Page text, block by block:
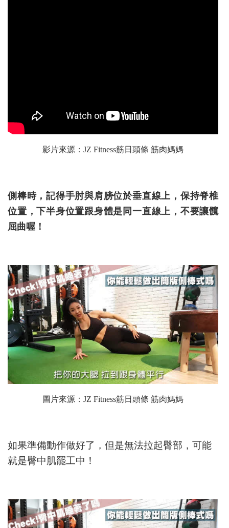
影片來源：JZ Fitness筋日頭條 筋肉媽媽
側棒時，記得手肘與肩膀位於垂直線上，保持脊椎
位置，下半身位置跟身體是同一直線上，不要讓髖
屈曲喔！
圖片來源：JZ Fitness筋日頭條 筋肉媽媽
如果準備動作做好了，但是無法拉起臀部，可能
就是臀中肌罷工中！